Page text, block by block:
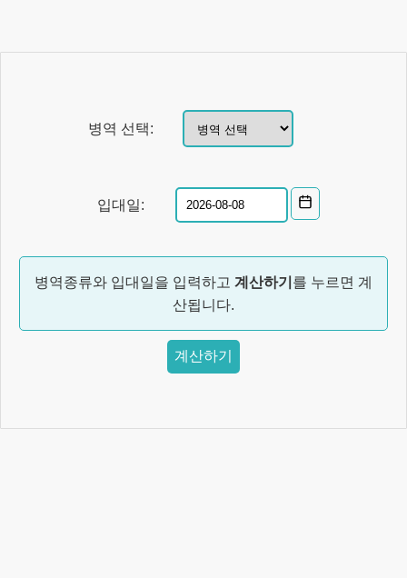
병역 선택:
입대일:
병역종류와 입대일을 입력하고 계산하기 를 누르면 계
산됩니다.
계산하기